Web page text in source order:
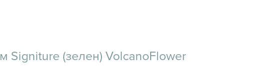
Signiture (зелен) VolcanoFlower